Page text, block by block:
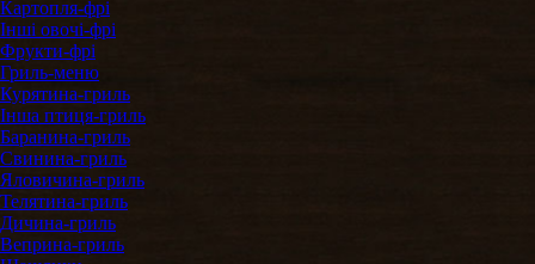
Картопля-фрі
Інші овочі-фрі
Фрукти-фрі
Гриль-меню
Курятина-гриль
Інша птиця-гриль
Баранина-гриль
Свинина-гриль
Яловичина-гриль
Телятина-гриль
Дичина-гриль
Веприна-гриль